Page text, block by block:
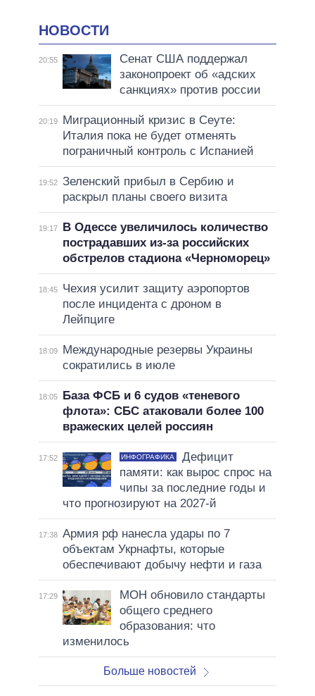
НОВОСТИ
20:55
Сенат США поддержал
законопроект об «адских
санкциях» против россии
20:19
Миграционный кризис в Сеуте:
Италия пока не будет отменять
пограничный контроль с Испанией
19:52 Зеленский прибыл в Сербию и
раскрыл планы своего визита
19:17
В Одессе увеличилось количество
пострадавших из-за российских
обстрелов стадиона «Черноморец»
18:45
Чехия усилит защиту аэропортов
после инцидента с дроном в
Лейпциге
18:09
Международные резервы Украины
сократились в июле
18:05
База ФСБ и 6 судов «теневого
флота»: СБС атаковали более 100
вражеских целей россиян
17:52 ИНФОГРАФИКА
Дефицит
памяти: как вырос спрос на
чипы за последние годы и
что прогнозируют на 2027-й
17:38 Армия рф нанесла удары по 7
объектам Укрнафты, которые
обеспечивают добычу нефти и газа
17:29
МОН обновило стандарты
общего среднего
образования: что
изменилось
Больше новостей